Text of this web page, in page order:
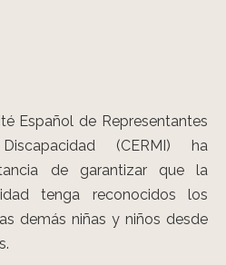
Español de Representantes
(CERMI) ha
de garantizar que la
tenga reconocidos los
demás niñas y niños desde